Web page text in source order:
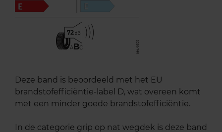
72
ABC
Deze band is beoordeeld met het EU
brandstofefficiëntie-label D, wat overeen komt
met een minder goede brandstofefficiëntie.
In de categorie grip op nat wegdek is deze band